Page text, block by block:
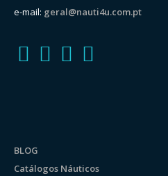
e-mail: geral@nauti4u.com.pt
BLOG
Catálogos Náuticos